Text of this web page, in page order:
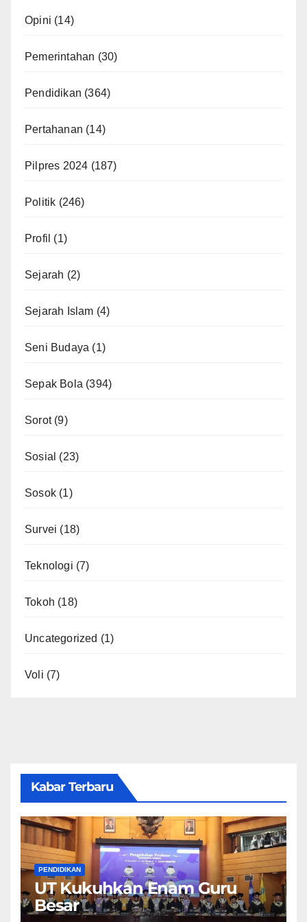
Opini (14)
Pemerintahan (30)
Pendidikan (364)
Pertahanan (14)
Pilpres 2024 (187)
Politik (246)
Profil (1)
Sejarah (2)
Sejarah Islam (4)
Seni Budaya (1)
Sepak Bola (394)
Sorot(9)
Sosial (23)
Sosok (1)
Survei (18)
Teknologi (7)
Tokoh (18)
Uncategorized (1)
Voli (7)
Kabar Terbaru
PENDIDIKAN
UT Kukuhkan Enam Guru
Besar